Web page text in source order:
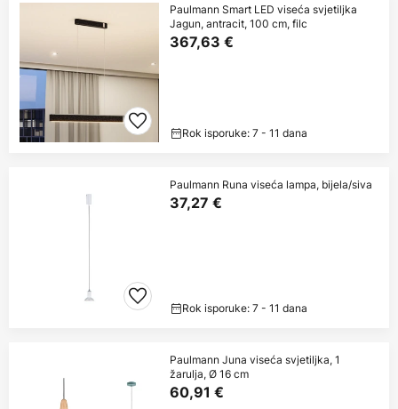
Paulmann Smart LED viseća svjetiljka
Jagun, antracit, 100 cm, filc
367,63 €
Rok isporuke: 7 - 11 dana
Paulmann Runa viseća lampa, bijela/siva
37,27 €
Rok isporuke: 7 - 11 dana
Paulmann Juna viseća svjetiljka, 1
žarulja, Ø 16 cm
60,91 €